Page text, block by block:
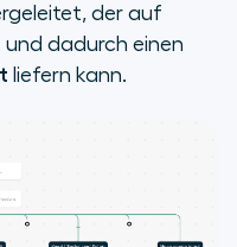
der auf
dadurch einen
liefern kann.